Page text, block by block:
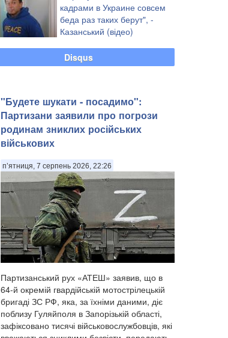
кадрами в Украине совсем
беда раз таких берут", -
Казанський (відео)
Disqus
"Будете шукати - посадимо":
Партизани заявили про погрози
родинам зниклих російських
військових
п’ятниця, 7 серпень 2026, 22:26
Партизанський рух «АТЕШ» заявив, що в
64-й окремій гвардійській мотострілецькій
бригаді ЗС РФ, яка, за їхніми даними, діє
поблизу Гуляйполя в Запорізькій області,
зафіксовано тисячі військовослужбовців, які